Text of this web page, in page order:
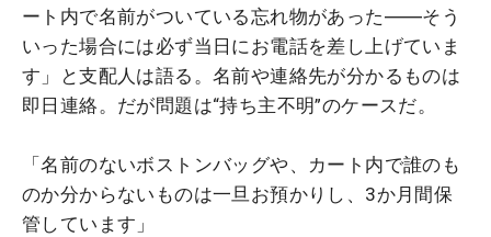
ート内で名前がついている忘れ物があった――そう
いった場合には必ず当日にお電話を差し上げていま
す」と支配人は語る。名前や連絡先が分かるものは
即日連絡。だが問題は“持ち主不明”のケースだ。
「名前のないボストンバッグや、カート内で誰のも
のか分からないものは一旦お預かりし、3か月間保
管しています」